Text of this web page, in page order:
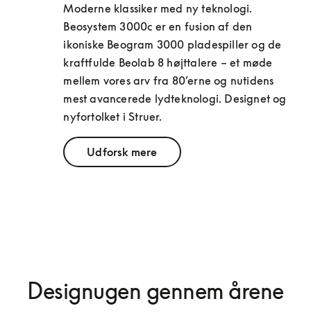
Moderne klassiker med ny teknologi.
Beosystem 3000c er en fusion af den
ikoniske Beogram 3000 pladespiller og de
kraftfulde Beolab 8 højttalere – et møde
mellem vores arv fra 80’erne og nutidens
mest avancerede lydteknologi. Designet og
nyfortolket i Struer.
Udforsk mere
Designugen gennem årene